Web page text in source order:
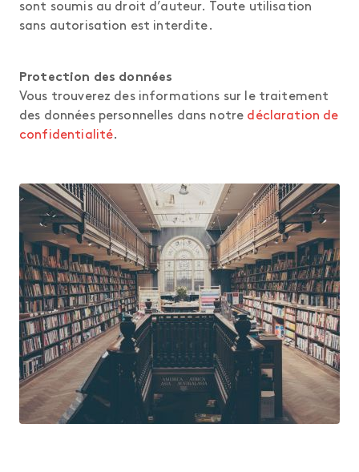
sont soumis au droit d’auteur. Toute utilisation
sans autorisation est interdite.
Protection des données
Vous trouverez des informations sur le traitement
des données personnelles dans notre déclaration de
confidentialité.